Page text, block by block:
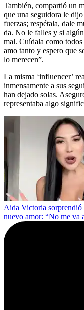
También, compartió un
que una seguidora le
fuerzas; respétala, dale
da. No le falles y si
mal. Cuídala como todos
amo tanto y espero que
lo merecen”.
La misma ‘influencer’
inmensamente a sus
han dejado solas.
representaba algo
Aida Victoria sorprendió
nuevo amor: “No me va